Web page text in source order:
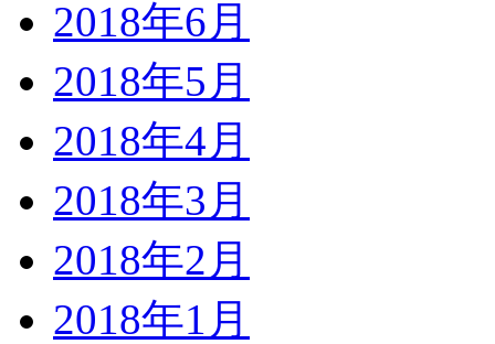
2018年6月
2018年5月
2018年4月
2018年3月
2018年2月
2018年1月